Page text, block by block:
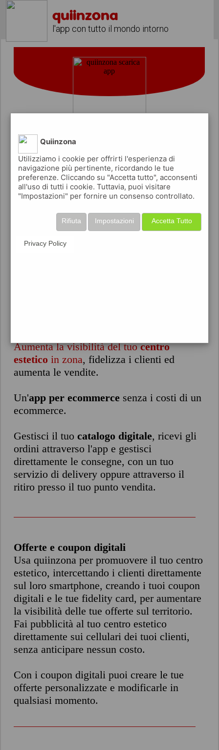
quiinzona
l'app con tutto il mondo intorno
Come attirare nuovi clienti nel tuo
centro estetico
Aumenta la visibilità del tuocentro
estetico in zona, fidelizza i clienti ed
aumenta le vendite.
Un'app per ecommerce senza i costi di un
ecommerce.
Gestisci il tuocatalogo digitale, ricevi gli
ordini attraverso l'app e gestisci
direttamente le consegne, con un tuo
servizio di delivery oppure attraverso il
ritiro presso il tuo punto vendita.
Offerte e coupon digitali
Usa quiinzona per promuovere il tuo centro
estetico, intercettando i clienti direttamente
sul loro smartphone, creando i tuoi coupon
digitali e le tue fidelity card, per aumentare
la visibilità delle tue offerte sul territorio.
Fai pubblicità al tuo centro estetico
direttamente sui cellulari dei tuoi clienti,
senza anticipare nessun costo.
Con i coupon digitali puoi creare le tue
offerte personalizzate e modificarle in
qualsiasi momento.
Quiinzona
Utilizziamo i cookie per offrirti l'esperienza di
navigazione più pertinente, ricordando le tue
preferenze. Cliccando su "Accetta tutto", acconsenti
all'uso di tutti i cookie. Tuttavia, puoi visitare
"Impostazioni" per fornire un consenso controllato.
Accetta Tutto
Impostazioni
Rifiuta
Privacy Policy